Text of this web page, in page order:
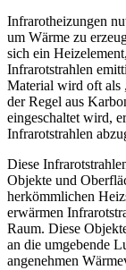
Infrarotheizungen
um Wärme zu
sich ein
Infrarotstrahlen
Material wird oft als
der Regel aus
eingeschaltet wird,
Infrarotstrahlen
Diese
Objekte und
herkömmlichen
erwärmen
Raum. Diese
an die umgebende
angenehmen